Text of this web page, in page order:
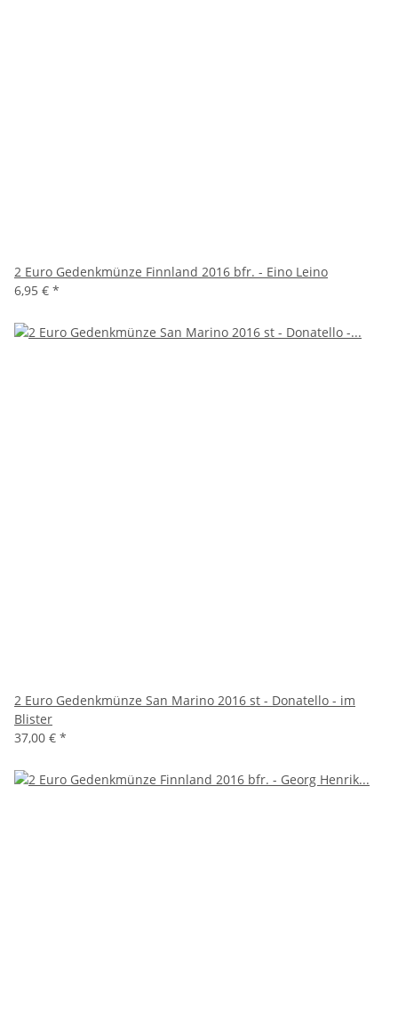
2 Euro Gedenkmünze Finnland 2016 bfr. - Eino Leino
6,95 € *
2 Euro Gedenkmünze San Marino 2016 st - Donatello - im
Blister
37,00 € *